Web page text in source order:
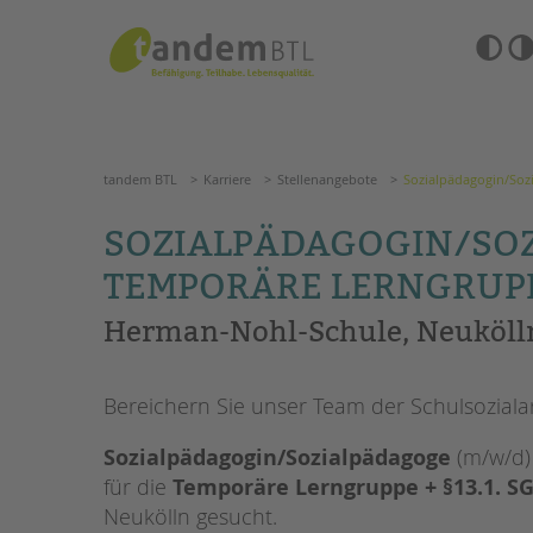
Barrierefrei-
ANGEBOTE
KITA & FRÜHE HILFEN
SCHULE & GANZTAG
Oberschulen
Kollegs
EFöB
Schulbezogene Sozialarbeit
Tagesgruppen
HILFEN ZUR
Zertfikatskurse
Seminarkalender
tandem BTL Karriere
tandem BTL Karriere Stellenangebote Sozialpädagogin/
SOZIALPÄDAGOGIN/
TEMPORÄRE
Herman-Nohl-Schule,
Bereichern Sie unser Team der
Sozialpädagogin/Sozialpädagoge (m/w/
für die Temporäre Lerngruppe + §13.1.
Neukölln gesucht.